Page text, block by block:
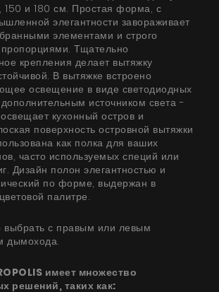
150 и 180 см. Простая форма, с
элегантности завораживает
элементами и строго
Тщательно
крепления делает вытяжку
В вытяжке встроено
освещение в виде светодиодных
источником света -
кухонный остров и
поверхность островной вытяжки
как полка для ваших
часто используемых специй или
Дизайн полон элегантностью и
по форме, выдержан в
палитре.
выбрать с правым или левым
дымохода.
имеет множество
решений, таких как: